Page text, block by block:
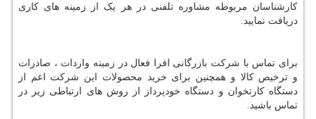
کارشناسان مربوطه مشاوره تلفنی در هر یک از زمینه های کاری
دریافت نمایید.
برای تماس با شرکت بازرگانی افرا فعال در زمینه واردات ، صادرات
و ترخیص کالا و همچنین برای خرید محصولات این شرکت اعم از
دستگاه کارتخوان و دستگاه خودپرداز از روش های ارتباطی زیر در
تماس باشید.